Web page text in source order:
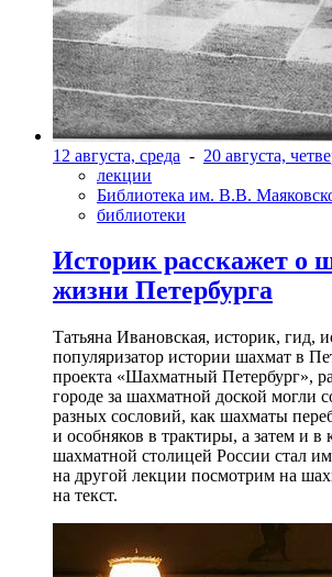
12 августа, среда - 20 августа,
лекции
Библиотека им. В.В.
библиотеки
Историк расскажет о
жизни Петербурга
Татьяна Ивановская, историк, гид,
популяризатор истории шахмат в
проекта «Шахматный Петербург»,
городе за шахматной доской могли
разных сословий, как шахматы
и особняков в трактиры, а затем и
шахматной столицей России стал
на другой лекции посмотрим на
на текст.